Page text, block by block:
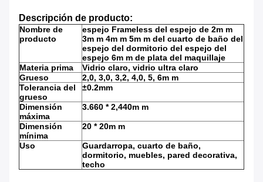
Descripción de producto:
Nombre de
producto
espejo Frameless del espejo de 2m m
3m m 4m m 5m m del cuarto de baño del
espejo del dormitorio del espejo del
espejo 6m m de plata del maquillaje
Materia prima
Vidrio claro, vidrio ultra claro
Grueso
2,0, 3,0, 3,2, 4,0, 5, 6m m
Tolerancia del
grueso
±0.2mm
Dimensión
máxima
3.660 * 2,440m m
Dimensión
mínima
20 * 20m m
Uso
Guardarropa, cuarto de baño,
dormitorio, muebles, pared decorativa,
techo